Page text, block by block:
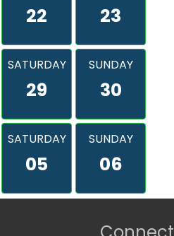
22 23
SATURDAY
29
SUNDAY
30
SATURDAY
05
SUNDAY
06